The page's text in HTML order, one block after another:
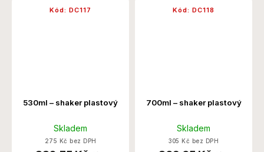
530ml – shaker plastový
Skladem
275 Kč bez DPH
Kód: DC117
700ml – shaker plastový
Skladem
305 Kč bez DPH
Kód: DC118